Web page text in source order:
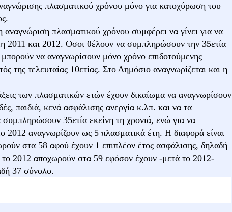
πλασματικού χρόνου μόνο για κατοχύρωση του
πλασματικού χρόνου συμφέρει να γίνει για να
2011 και 2012. Οσοι θέλουν να συμπληρώσουν την 35ετία
να αναγνωρίσουν μόνο χρόνο επιδοτούμενης
της τελευταίας 10ετίας. Στο Δημόσιο αναγνωρίζεται και η
των πλασματικών ετών έχουν δικαίωμα να αναγνωρίσουν
παιδιά, κενά ασφάλισης ανεργία κ.λπ. και να τα
35ετία εκείνη τη χρονιά, ενώ για να
2012 αναγνωρίζουν ως 5 πλασματικά έτη. Η διαφορά είναι
στα 58 αφού έχουν 1 επιπλέον έτος ασφάλισης, δηλαδή
2012 αποχωρούν στα 59 εφόσον έχουν -μετά το 2012-
37 σύνολο.